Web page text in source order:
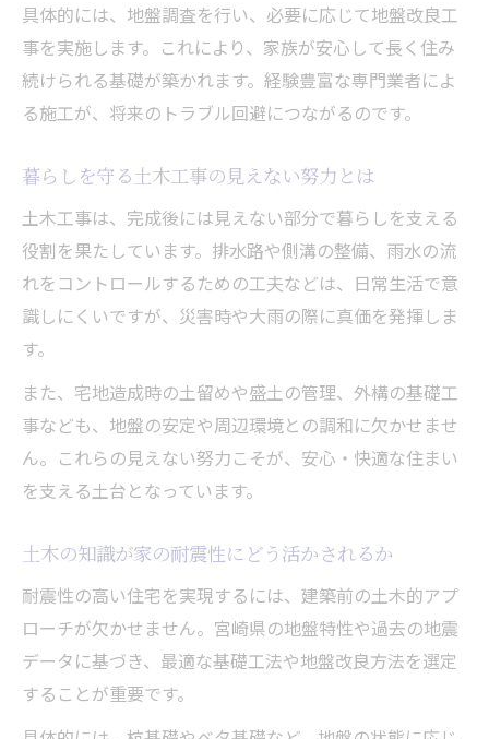
紹介
土木工事管理基準を守ることの住宅への影
響
理想の住まいに必要な基盤と土木の知恵
理想の住まいを叶える土木の基盤づくりと
土木の知恵が宅地造成で発揮される理由を
解説
地盤改良や排水対策に土木工事が果たす役
宮崎県土木事務所の基準を生かした家づく
安全な暮らしを叶えるための土木活用術
土木工事の労務単価や基準を賢く利用する
方法
土木の専門知識が住宅の防災力を高める理
由
効果的な土木工事で快適性と安全性を両立
する
具体的には、地盤調査を行い、必要に応じて地盤改良工
事を実施します。これにより、家族が安心して長く住み
続けられる基礎が築かれます。経験豊富な専門業者によ
る施工が、将来のトラブル回避につながるのです。
暮らしを守る土木工事の見えない努力とは
土木工事は、完成後には見えない部分で暮らしを支える
役割を果たしています。排水路や側溝の整備、雨水の流
れをコントロールするための工夫などは、日常生活で意
識しにくいですが、災害時や大雨の際に真価を発揮しま
す。
また、宅地造成時の土留めや盛土の管理、外構の基礎工
事なども、地盤の安定や周辺環境との調和に欠かせませ
ん。これらの見えない努力こそが、安心・快適な住まい
を支える土台となっています。
土木の知識が家の耐震性にどう活かされるか
耐震性の高い住宅を実現するには、建築前の土木的アプ
ローチが欠かせません。宮崎県の地盤特性や過去の地震
データに基づき、最適な基礎工法や地盤改良方法を選定
することが重要です。